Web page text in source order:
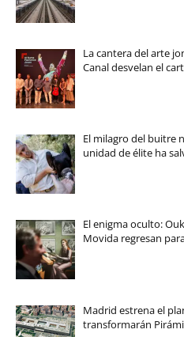
La cantera del arte
Canal desvelan el
El milagro del buitre
unidad de élite ha
El enigma oculto:
Movida regresan
Madrid estrena el
transformarán